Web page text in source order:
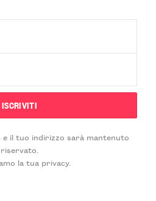
e il tuo indirizzo sarà mantenuto
riservato.
la tua privacy.